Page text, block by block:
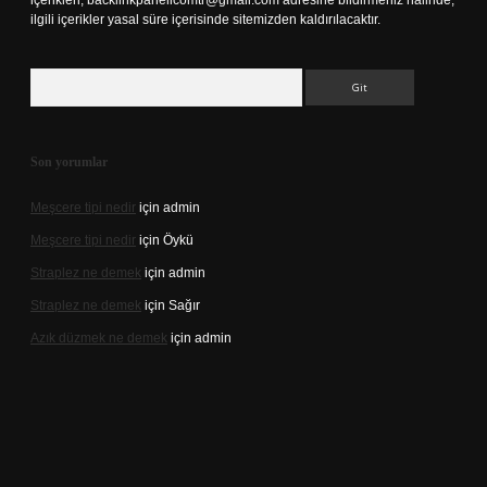
ilgili içerikler yasal süre içerisinde sitemizden kaldırılacaktır.
Son yorumlar
Meşcere tipi nedir için admin
Meşcere tipi nedir için Öykü
Straplez ne demek için admin
Straplez ne demek için Sağır
Azık düzmek ne demek için admin